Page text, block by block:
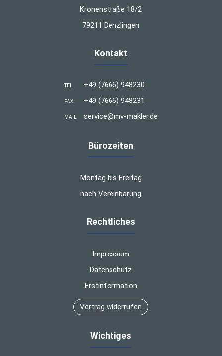
Kronenstraße 18/2
79211 Denzlingen
Kontakt
TEL +49 (7666) 948230
FAX +49 (7666) 948231
MAIL service@mv-makler.de
Bürozeiten
Montag bis Freitag
nach Vereinbarung
Rechtliches
Impressum
Datenschutz
Erstinformation
Vertrag widerrufen
Wichtiges